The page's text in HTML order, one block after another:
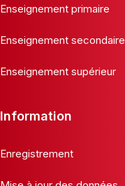
Enseignement primaire
Enseignement secondaire
Enseignement supérieur
Information
Enregistrement